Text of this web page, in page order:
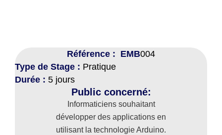
Référence : EMB004
Type de Stage : Pratique
Durée : 5 jours
Public concerné:
Informaticiens souhaitant
développer des applications en
utilisant la technologie Arduino.